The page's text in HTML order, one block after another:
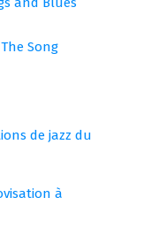
Song
de jazz du
à